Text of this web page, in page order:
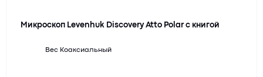
Микроскоп Levenhuk Discovery Atto Polar с книгой
Вес Коаксиальный